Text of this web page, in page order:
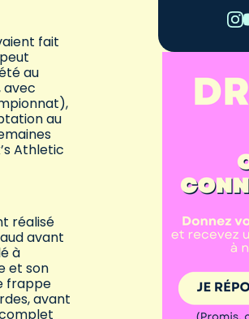
fait
au
avec
au
Athletic
réalisé
avant
à
et son
frappe
avant